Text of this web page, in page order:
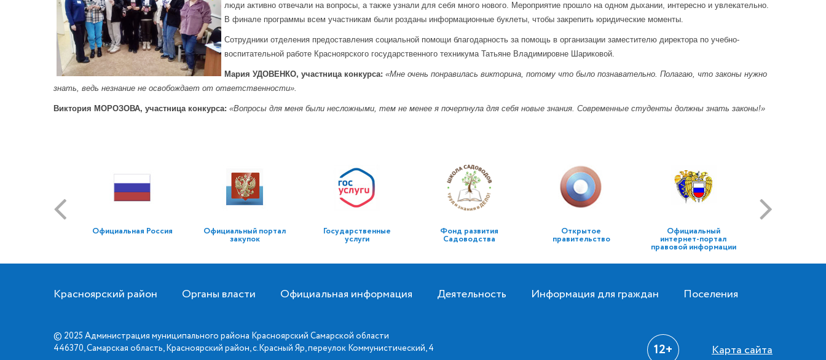
люди активно отвечали на вопросы, а также узнали для себя много нового. Мероприятие прошло на одном дыхании, интересно и увлекательно.
В финале программы всем участникам были розданы информационные буклеты, чтобы закрепить юридические моменты.
Сотрудники отделения предоставления социальной помощи благодарность за помощь в организации заместителю директора по учебно-
воспитательной работе Красноярского государственного техникума Татьяне Владимировне Шариковой.
Мария УДОВЕНКО, участница конкурса: «Мне очень понравилась викторина, потому что было познавательно. Полагаю, что законы нужно
знать, ведь незнание не освобождает от ответственности».
Виктория МОРОЗОВА, участница конкурса: «Вопросы для меня были несложными, тем не менее я почерпнула для себя новые знания. Современные студенты должны знать законы!»
Официальная Россия Официальный портал
закупок
Государственные
услуги
Фонд развития
Садоводства
Открытое
правительство
Официальный
интернет-портал
правовой информации
Красноярский район Органы власти Официальная информация Деятельность Информация для граждан Поселения
© 2025 Администрация муниципального района Красноярский Самарской области
446370, Самарская область, Красноярский район, с.Красный Яр, переулок Коммунистический, 4
12+ Карта сайта